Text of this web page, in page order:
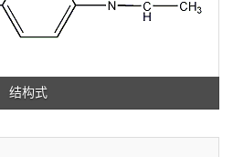
结构式